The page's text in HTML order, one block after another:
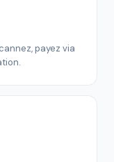
payez via